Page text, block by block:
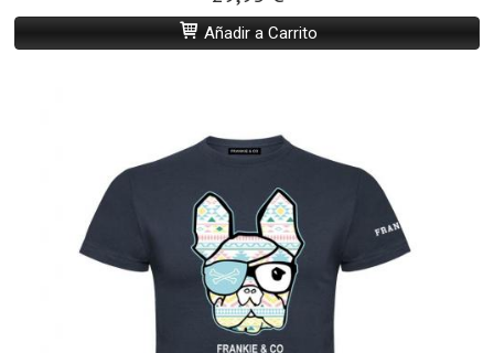
Añadir a Carrito